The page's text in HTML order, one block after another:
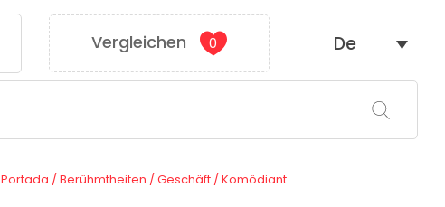
Vergleichen 0 De
Portada /Berühmtheiten /Geschäft/Komödiant